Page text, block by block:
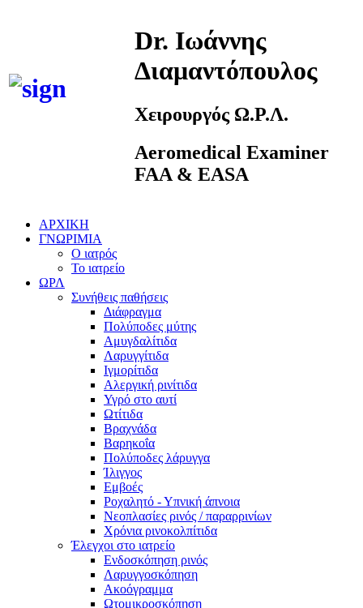
Dr. Ιωάννης
Διαμαντόπουλος
Χειρουργός Ω.Ρ.Λ.
Aeromedical Examiner
FAA & EASA
ΑΡΧΙΚΗ
ΓΝΩΡΙΜΙΑ
Ο ιατρός
Το ιατρείο
ΩΡΛ
Συνήθεις παθήσεις
Διάφραγμα
Πολύποδες μύτης
Αμυγδαλίτιδα
Λαρυγγίτιδα
Ιγμορίτιδα
Αλεργική ρινίτιδα
Υγρό στο αυτί
Ωτίτιδα
Βραχνάδα
Βαρηκοΐα
Πολύποδες λάρυγγα
Ίλιγγος
Εμβοές
Ροχαλητό - Υπνική άπνοια
Νεοπλασίες ρινός / παραρρινίων
Χρόνια ρινοκολπίτιδα
Έλεγχοι στο ιατρείο
Ενδοσκόπηση ρινός
Λαρυγγοσκόπηση
Ακοόγραμμα
Ωτομικροσκόπηση